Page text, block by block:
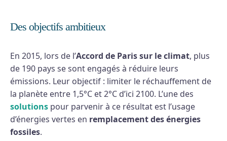
Des objectifs ambitieux
En 2015, lors de l’Accord de Paris sur le climat, plus
de 190 pays se sont engagés à réduire leurs
émissions. Leur objectif : limiter le réchauffement de
la planète entre 1,5°C et 2°C d’ici 2100. L’une des
solutions pour parvenir à ce résultat est l’usage
d’énergies vertes en remplacement des énergies
fossiles.